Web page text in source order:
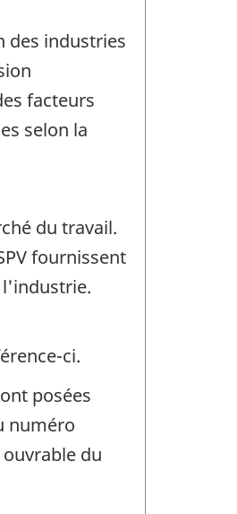
des industries
facteurs
selon la
du travail.
fournissent
l'industrie.
ci.
posées
numéro
du